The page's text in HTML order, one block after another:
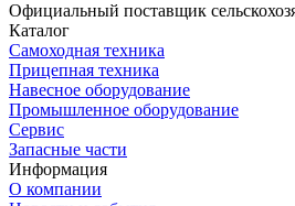
Официальный поставщик
Каталог
Самоходная техника
Прицепная техника
Навесное оборудование
Промышленное оборудование
Сервис
Запасные части
Информация
О компании